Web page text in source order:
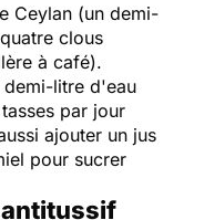
Ceylan (un demi-
clous
à café).
demi-litre d'eau
par jour
ajouter un jus
pour sucrer
antitussif